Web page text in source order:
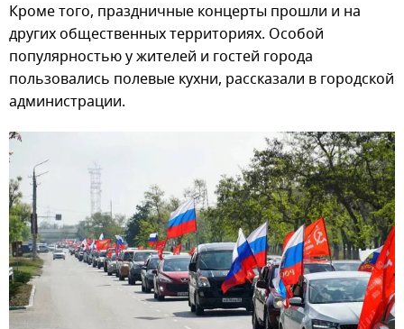
Кроме того, праздничные концерты прошли и на
других общественных территориях. Особой
популярностью у жителей и гостей города
пользовались полевые кухни, рассказали в городской
администрации.